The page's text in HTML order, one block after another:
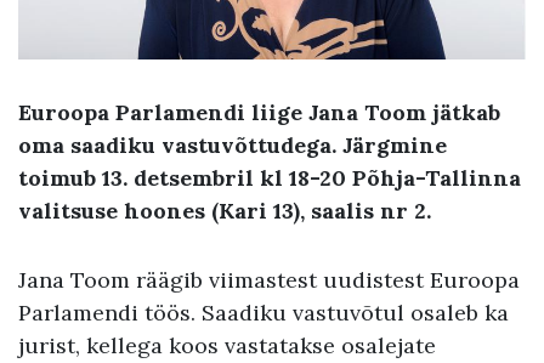
Euroopa Parlamendi liige Jana Toom jätkab
oma saadiku vastuvõttudega. Järgmine
toimub 13. detsembril kl 18-20 Põhja-Tallinna
valitsuse hoones (Kari 13), saalis nr 2.
Jana Toom räägib viimastest uudistest Euroopa
Parlamendi töös. Saadiku vastuvõtul osaleb ka
jurist, kellega koos vastatakse osalejate